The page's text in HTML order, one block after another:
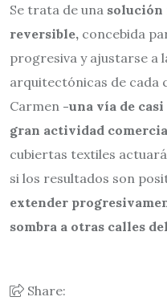
Se trata de una solución
reversible, concebida
progresiva y ajustarse a
arquitectónicas de cada
Carmen -una vía de
gran actividad
cubiertas textiles
si los resultados son
extender
sombra a otras calles
Share: